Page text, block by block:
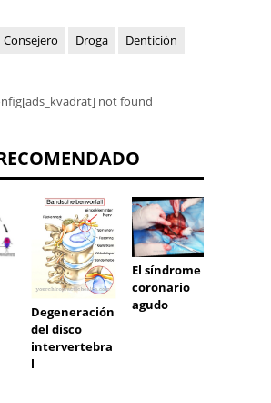
Consejero Droga Dentición
not found
Degeneración
del disco
intervertebra
l
El síndrome
coronario
agudo